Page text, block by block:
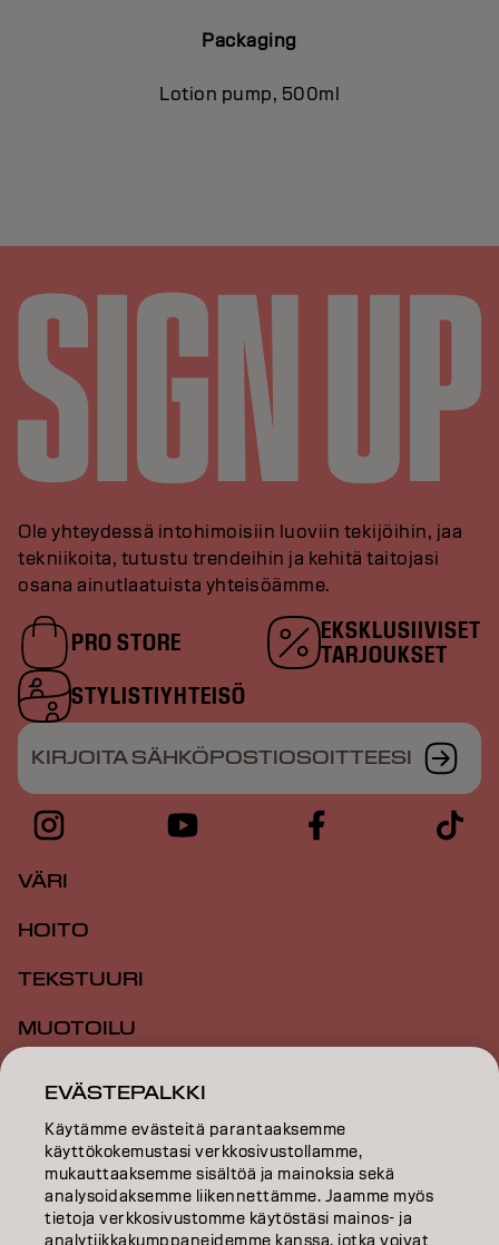
Packaging
Lotion pump, 500ml
Ole yhteydessä intohimoisiin luoviin tekijöihin, jaa
tekniikoita, tutustu trendeihin ja kehitä taitojasi
osana ainutlaatuista yhteisöämme.
PRO STORE
EKSKLUSIIVISET
TARJOUKSET
STYLISTIYHTEISÖ
KIRJOITA SÄHKÖPOSTIOSOITTEESI
VÄRI
HOITO
TEKSTUURI
MUOTOILU
INSPIRAATIO
KOULUTUS
TIETOA MEISTÄ
SALON FINDER
EVÄSTEPALKKI
Käytämme evästeitä parantaaksemme
käyttökokemustasi verkkosivustollamme,
mukauttaaksemme sisältöä ja mainoksia sekä
analysoidaksemme liikennettämme. Jaamme myös
tietoja verkkosivustomme käytöstäsi mainos- ja
analytiikkakumppaneidemme kanssa, jotka voivat